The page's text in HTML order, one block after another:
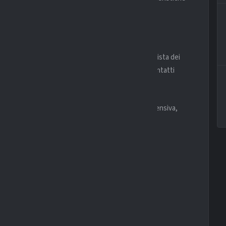
è costante
club, ma il nome di
è presente nella lista dei
tempi e margini di manovra prima di eventuali contatti
l’interesse dovesse trasformarsi in una vera offensiva,